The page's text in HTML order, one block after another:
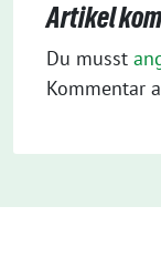
Artikel
Du musst
Kommentar